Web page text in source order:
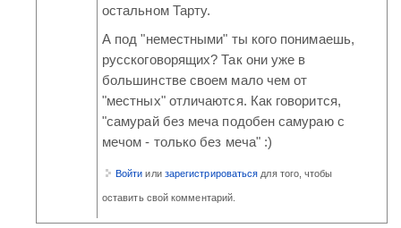
остальном Тарту.
А под "неместными" ты кого понимаешь,
русскоговорящих? Так они уже в
большинстве своем мало чем от
"местных" отличаются. Как говорится,
"самурай без меча подобен самураю с
мечом - только без меча" :)
Войти или зарегистрироваться для того, чтобы
оставить свой комментарий.